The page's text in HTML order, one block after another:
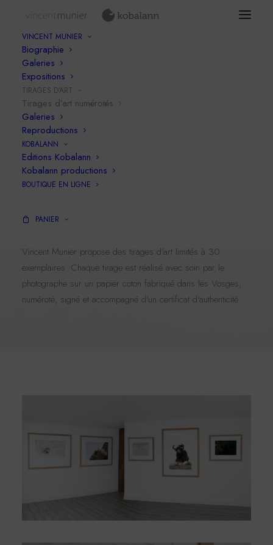
VINCENT MUNIER
Biographie
Galeries
Expositions
TIRAGES D’ART
Tirages d’art numérotés
Galeries
Reproductions
KOBALANN
Editions Kobalann
Kobalann productions
BOUTIQUE EN LIGNE
PANIER
KOBALANN IMPRESSION
Tirages d'art
Vincent Munier propose des tirages d'art limités à 30
exemplaires. Chaque tirage est réalisé avec soin par le
photographe sur un papier coton fabriqué dans les Vosges,
numéroté, signé et accompagné d'un certificat d'authenticité.